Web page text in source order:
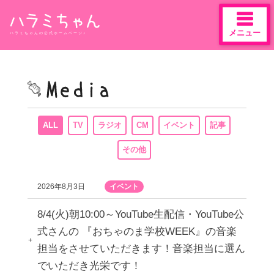
content
ハラミちゃんの公式ホームページ♪ メニュー
ALL TV ラジオ CM イベント 記事
その他
2026年8月3日 イベント
8/4(火)朝10:00～YouTube生配信・YouTube公
式さんの 『おちゃのま学校WEEK』の音楽
担当をさせていただきます！音楽担当に選ん
でいただき光栄です！